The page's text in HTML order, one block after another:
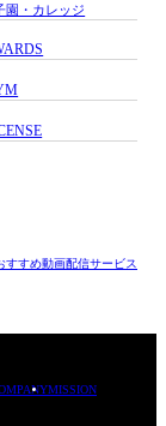
園・カレッジ
すすめ動画配信サービス
MISSION